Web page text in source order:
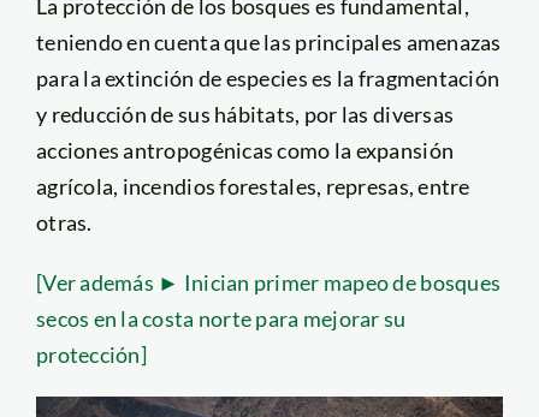
La protección de los bosques es fundamental,
teniendo en cuenta que las principales amenazas
para la extinción de especies es la fragmentación
y reducción de sus hábitats, por las diversas
acciones antropogénicas como la expansión
agrícola, incendios forestales, represas, entre
otras.
[Ver además ► Inician primer mapeo de bosques
secos en la costa norte para mejorar su
protección]